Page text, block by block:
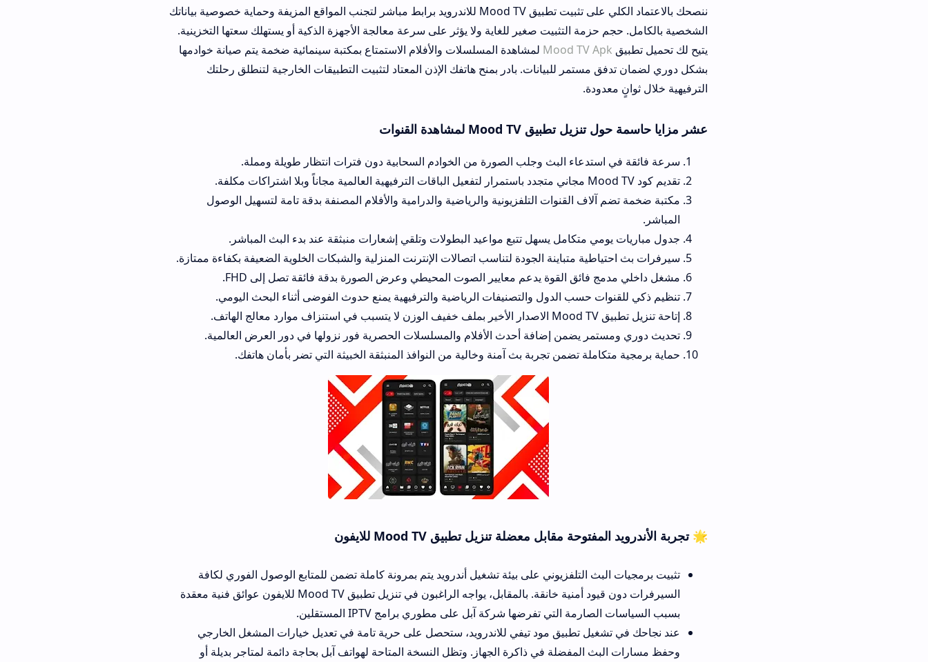
ننصحك بالاعتماد الكلي على تثبيت تطبيق Mood TV للاندرويد برابط مباشر لتجنب المواقع المزيفة وحماية خصوصية بياناتك
الشخصية بالكامل. حجم حزمة التثبيت صغير للغاية ولا يؤثر على سرعة معالجة الأجهزة الذكية أو يستهلك سعتها التخزينية.
يتيح لك تحميل تطبيقMood TV Apkلمشاهدة المسلسلات والأفلام الاستمتاع بمكتبة سينمائية ضخمة يتم صيانة خوادمها
بشكل دوري لضمان تدفق مستمر للبيانات. بادر بمنح هاتفك الإذن المعتاد لتثبيت التطبيقات الخارجية لتنطلق رحلتك
الترفيهية خلال ثوانٍ معدودة.
عشر مزايا حاسمة حول تنزيل تطبيق Mood TV لمشاهدة القنوات
سرعة فائقة في استدعاء البث وجلب الصورة من الخوادم السحابية دون فترات انتظار طويلة ومملة.
مكتبة ضخمة تضم آلاف القنوات التلفزيونية والرياضية والدرامية والأفلام المصنفة بدقة تامة لتسهيل الوصول
جدول مباريات يومي متكامل يسهل تتبع مواعيد البطولات وتلقي إشعارات منبثقة عند بدء البث المباشر.
سيرفرات بث احتياطية متباينة الجودة لتناسب اتصالات الإنترنت المنزلية والشبكات الخلوية الضعيفة بكفاءة ممتازة.
مشغل داخلي مدمج فائق القوة يدعم معايير الصوت المحيطي وعرض الصورة بدقة فائقة تصل إلى FHD.
تنظيم ذكي للقنوات حسب الدول والتصنيفات الرياضية والترفيهية يمنع حدوث الفوضى أثناء البحث اليومي.
إتاحة تنزيل تطبيق Mood TV الاصدار الأخير بملف خفيف الوزن لا يتسبب في استنزاف موارد معالج الهاتف.
تحديث دوري ومستمر يضمن إضافة أحدث الأفلام والمسلسلات الحصرية فور نزولها في دور العرض العالمية.
حماية برمجية متكاملة تضمن تجربة بث آمنة وخالية من النوافذ المنبثقة الخبيثة التي تضر بأمان هاتفك.
🌟 تجربة الأندرويد المفتوحة مقابل معضلة تنزيل تطبيق Mood TV للايفون
تثبيت برمجيات البث التلفزيوني على بيئة تشغيل أندرويد يتم بمرونة كاملة تضمن للمتابع الوصول الفوري لكافة
السيرفرات دون قيود أمنية خانقة. بالمقابل، يواجه الراغبون في تنزيل تطبيق Mood TV للايفون عوائق فنية معقدة
بسبب السياسات الصارمة التي تفرضها شركة آبل على مطوري برامج IPTV المستقلين.
عند نجاحك في تشغيل تطبيق مود تيفي للاندرويد، ستحصل على حرية تامة في تعديل خيارات المشغل الخارجي
وحفظ مسارات البث المفضلة في ذاكرة الجهاز. وتظل النسخة المتاحة لهواتف آبل بحاجة دائمة لمتاجر بديلة أو